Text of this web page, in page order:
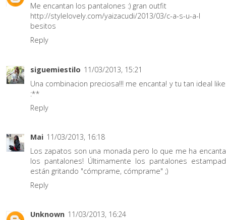
Me encantan los pantalones :) gran outfit
http://stylelovely.com/yaizacudi/2013/03/c-a-s-u-a-l
besitos
Reply
siguemiestilo 11/03/2013, 15:21
Una combinacion preciosa!!! me encanta! y tu tan ideal
:**
Reply
Mai 11/03/2013, 16:18
Los zapatos son una monada pero lo que me ha
los pantalones! Últimamente los pantalones
están gritando "cómprame, cómprame" ;)
Reply
Unknown 11/03/2013, 16:24